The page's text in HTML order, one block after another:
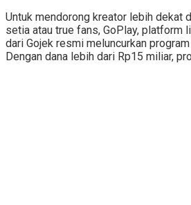
Untuk mendorong kreator lebih dekat
setia atau true fans, GoPlay, platform
dari Gojek resmi meluncurkan
Dengan dana lebih dari Rp15 miliar,